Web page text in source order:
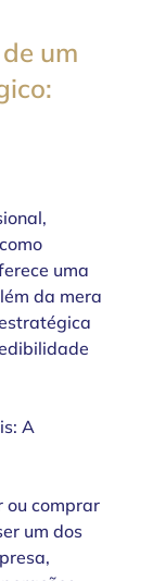
um
uma
da mera
A
ou comprar
um dos